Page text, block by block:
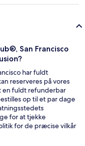
San Francisco
har fuldt
reserveres på vores
en fuldt refunderbar
op til et par dage
for at tjekke
for de præcise vilkår